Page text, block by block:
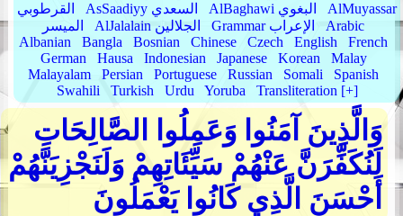
القرطوبي
AsSaadiyy السعدي AlBaghawi البغوي
AlMuyassar
الميسر
AlJalalain الجلالين Grammar الإعراب
Arabic
Albanian
Bangla Bosnian Chinese Czech English
French
German
Hausa Indonesian Japanese Korean
Malay
Malayalam
Persian Portuguese Russian Somali
Spanish
Swahili
Turkish Urdu Yoruba Transliteration [+]
وَالَّذِينَ آمَنُوا وَعَمِلُوا الصَّالِحَاتِ
لَنُكَفِّرَنَّ عَنْهُمْ سَيِّئَاتِهِمْ وَلَنَجْزِيَنَّهُمْ
أَحْسَنَ الَّذِي كَانُوا يَعْمَلُونَ